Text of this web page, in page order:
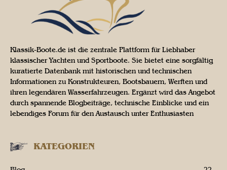
Klassik-Boote.de ist die zentrale Plattform für Liebhaber
klassischer Yachten und Sportboote. Sie bietet eine sorgfältig
kuratierte Datenbank mit historischen und technischen
Informationen zu Konstrukteuren, Bootsbauern, Werften und
ihren legendären Wasserfahrzeugen. Ergänzt wird das Angebot
durch spannende Blogbeiträge, technische Einblicke und ein
lebendiges Forum für den Austausch unter Enthusiasten
KATEGORIEN